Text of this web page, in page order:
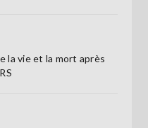
la vie et la mort après